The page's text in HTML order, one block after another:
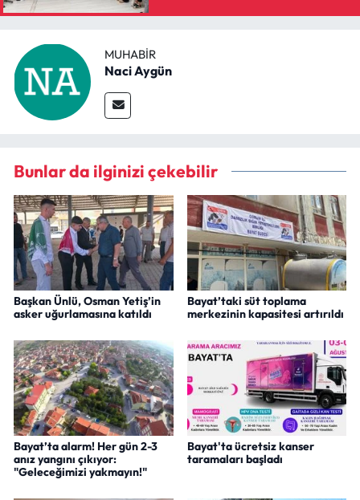
MUHABIR
Naci Aygün
Bunlar da ilginizi çekebilir
Başkan Ünlü, Osman Yetiş’in
asker uğurlamasına katıldı
Bayat’taki süt toplama
merkezinin kapasitesi artırıldı
Bayat’ta alarm! Her gün 2-3
anız yangını çıkıyor:
"Geleceğimizi yakmayın!"
Bayat'ta ücretsiz kanser
taramaları başladı
Yemek Tarifleri
Yerel Haberler